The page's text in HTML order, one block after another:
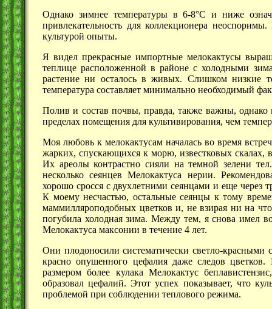
Однако зимнее температуры в 6-8°С и ниже
привлекательность для коллекционера
культурой опыты.
Я видел прекрасные импортные мелокактусы
теплице расположенной в районе с холодными
растение ни осталось в живых. Слишком низкие
температура составляет минимально необходимый
Полив и состав почвы, правда, также важны, однако
пределах помещения для культивирования, чем
Моя любовь к мелокактусам началась во время
жарких, спускающихся к морю, известковых
Их ареолы контрастно сияли на темной зелени
несколько сеянцев Мелокактуса нерии.
хорошо сросся с двухлетними сеянцами и еще через
К моему несчастью, остальные сеянцы к тому
маммилляроподобных цветков и, не взирая ни на
погубила холодная зима. Между тем, я снова имел
Мелокактуса максонии в течение 4 лет.
Они плодоносили систематически светло-
красно опушенного цефалия даже следов
размером более кулака Мелокактус
образовал цефалий. Этот успех показывает, что
проблемой при соблюдении теплового режима.